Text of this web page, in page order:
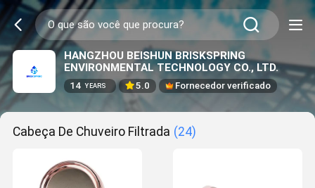
HANGZHOU BEISHUN BRISKSPRING
ENVIRONMENTAL TECHNOLOGY CO., LTD.
14 YEARS 5.0 Fornecedor verificado
Cabeça De Chuveiro Filtrada (24)